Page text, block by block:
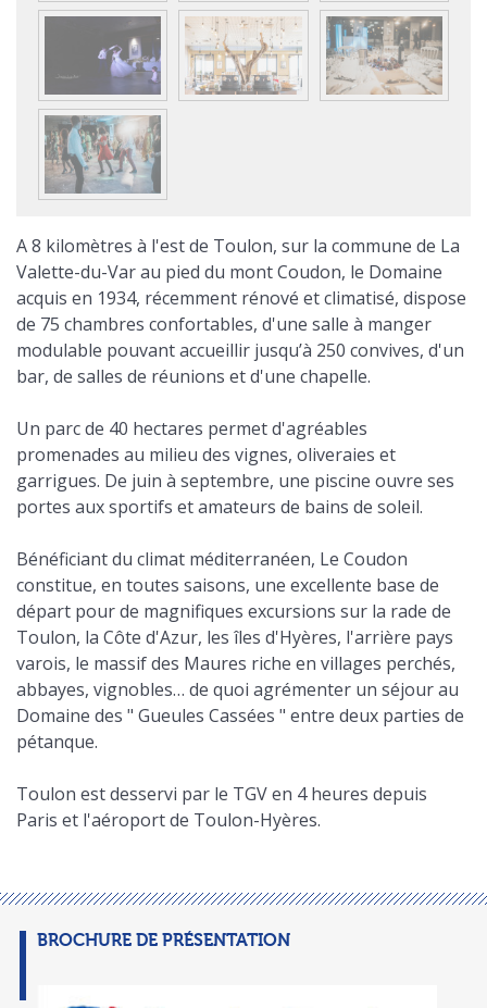
A 8 kilomètres à l'est de Toulon, sur la commune de La
Valette-du-Var au pied du mont Coudon, le Domaine
acquis en 1934, récemment rénové et climatisé, dispose
de 75 chambres confortables, d'une salle à manger
modulable pouvant accueillir jusqu’à 250 convives, d'un
bar, de salles de réunions et d'une chapelle.
Un parc de 40 hectares permet d'agréables
promenades au milieu des vignes, oliveraies et
garrigues. De juin à septembre, une piscine ouvre ses
portes aux sportifs et amateurs de bains de soleil.
Bénéficiant du climat méditerranéen, Le Coudon
constitue, en toutes saisons, une excellente base de
départ pour de magnifiques excursions sur la rade de
Toulon, la Côte d'Azur, les îles d'Hyères, l'arrière pays
varois, le massif des Maures riche en villages perchés,
abbayes, vignobles… de quoi agrémenter un séjour au
Domaine des " Gueules Cassées " entre deux parties de
pétanque.
Toulon est desservi par le TGV en 4 heures depuis
Paris et l'aéroport de Toulon-Hyères.
BROCHURE DE PRÉSENTATION